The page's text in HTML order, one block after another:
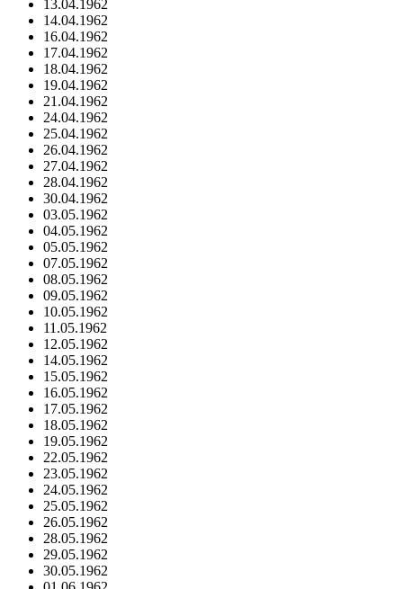
13.04.1962
14.04.1962
16.04.1962
17.04.1962
18.04.1962
19.04.1962
21.04.1962
24.04.1962
25.04.1962
26.04.1962
27.04.1962
28.04.1962
30.04.1962
03.05.1962
04.05.1962
05.05.1962
07.05.1962
08.05.1962
09.05.1962
10.05.1962
11.05.1962
12.05.1962
14.05.1962
15.05.1962
16.05.1962
17.05.1962
18.05.1962
19.05.1962
22.05.1962
23.05.1962
24.05.1962
25.05.1962
26.05.1962
28.05.1962
29.05.1962
30.05.1962